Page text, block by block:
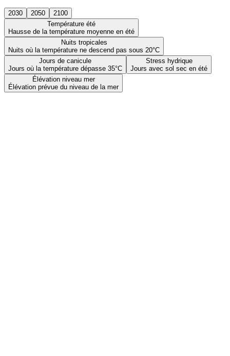
2030 2050
2100
Température été
Hausse de la température moyenne en été
Nuits tropicales
Nuits où la température ne descend pas sous 20°C
Jours de canicule
Jours où la température dépasse 35°C
Stress hydrique
Jours avec sol sec en été
Élévation niveau mer
Élévation prévue du niveau de la mer